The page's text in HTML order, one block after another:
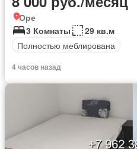
Оре
3 Комнаты
29 кв.м
Полностью меблирована
4 часов назад